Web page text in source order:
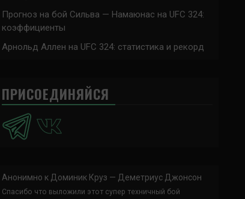
Прогноз на бой Сильва — Намаюнас на UFC 324:
коэффициенты
Арнольд Аллен на UFC 324: статистика и рекорд
ПРИСОЕДИНЯЙСЯ
Анонимно к Доминик Круз — Деметриус Джонсон
Спасибо что выложили этот супер техничный бой